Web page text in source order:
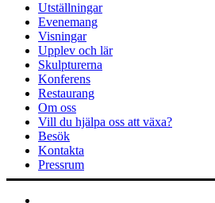
Utställningar
Evenemang
Visningar
Upplev och lär
Skulpturerna
Konferens
Restaurang
Om oss
Vill du hjälpa oss att växa?
Besök
Kontakta
Pressrum